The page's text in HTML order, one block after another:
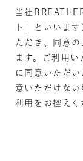
当社
ト」といいま
ただき、同意
ます。ご利用
に同意いただ
意いただけな
利用をお控えく